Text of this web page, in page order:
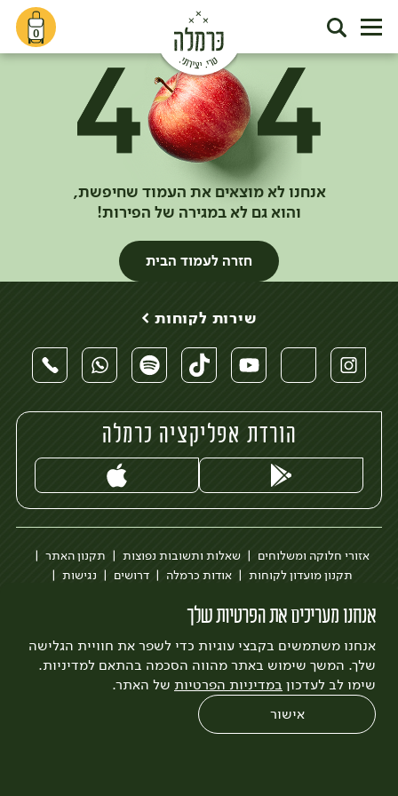
0
אנחנו לא מוצאים את העמוד שחיפשת,
והוא גם לא במגירה של הפירות!
חזרה לעמוד הבית
אנחנו מעריכים את הפרטיות שלך
אנחנו משתמשים בקבצי עוגיות כדי לשפר את חוויית הגלישה
שלך. המשך שימוש באתר מהווה הסכמה בהתאם למדיניות.
שימו לב לעדכון במדיניות הפרטיות של האתר.
אישור
שירות לקוחות >
הורדת אפליקציה כרמלה
אזורי חלוקה ומשלוחים שאלות ותשובות נפוצות
תקנון האתר
תקנון מועדון לקוחות
אודות כרמלה דרושים
נגישות
לצפייה בעדכון מדיניות פרטיות
עיצוב:3bears פיתוח:Quatro